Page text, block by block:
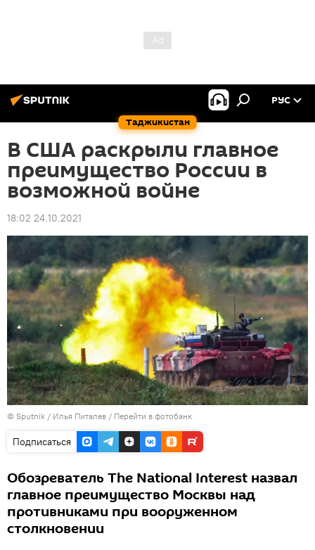
Таджикистан
РУС
В США раскрыли главное
преимущество России в
возможной войне
18:02 24.10.2021
© Sputnik / Илья Питалев / Перейти в фотобанк
Подписаться
Обозреватель The National Interest назвал
главное преимущество Москвы над
противниками при вооруженном
столкновении